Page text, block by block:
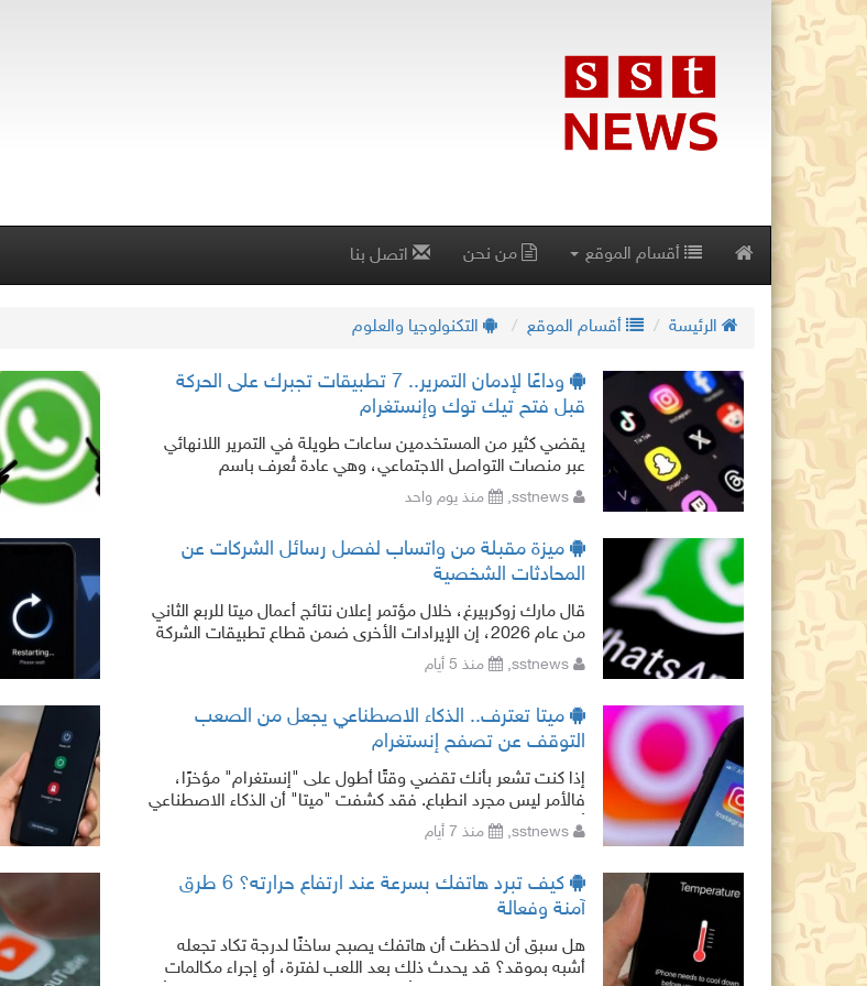
أقسام الموقع من نحن اتصل بنا
الرئيسة أقسام الموقع التكنولوجيا والعلوم
وداعًا لإدمان التمرير.. 7 تطبيقات تجبرك على الحركة
قبل فتح تيك توك وإنستغرام
يقضي كثير من المستخدمين ساعات طويلة في التمرير اللانهائي
عبر منصات التواصل الاجتماعي، وهي عادة تُعرف باسم
"Doomscrolling"، وتؤدي إلى استنزاف الوقت، وضعف النشاط
منذ يوم واحد
ميزة مقبلة من واتساب لفصل رسائل الشركات عن
المحادثات الشخصية
قال مارك زوكربيرغ، خلال مؤتمر إعلان نتائج أعمال ميتا للربع الثاني
من عام 2026، إن الإيرادات الأخرى ضمن قطاع تطبيقات الشركة
تجاوزت مليار دولار، ويرجع ذلك إلى حد كبير إلى خ
منذ 5 أيام
ميتا تعترف.. الذكاء الاصطناعي يجعل من الصعب
التوقف عن تصفح إنستغرام
إذا كنت تشعر بأنك تقضي وقتًا أطول على "إنستغرام" مؤخرًا،
فالأمر ليس مجرد انطباع. فقد كشفت "ميتا" أن الذكاء الاصطناعي
أصبح يلعب دورًا رئيسيًا في إبقاء المستخدمين داخل ال
منذ 7 أيام
كيف تبرد هاتفك بسرعة عند ارتفاع حرارته؟ 6 طرق
آمنة وفعالة
هل سبق أن لاحظت أن هاتفك يصبح ساخنًا لدرجة تكاد تجعله
أشبه بموقد؟ قد يحدث ذلك بعد اللعب لفترة، أو إجراء مكالمات